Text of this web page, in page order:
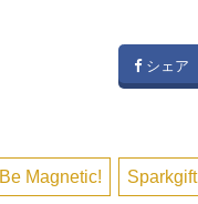
シェア
Be Magnetic! Sparkgift